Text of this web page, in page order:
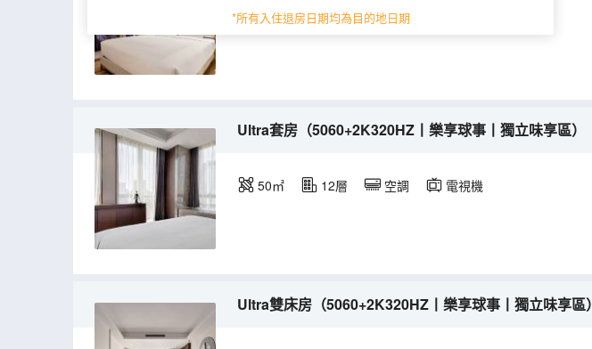
*所有入住退房日期均為目的地日期
20㎡ 12層 空調
Ultra套房（5060+2K320HZ丨樂享球事丨獨立味享區）
50㎡ 12層 空調 電視機
Ultra雙床房（5060+2K320HZ丨樂享球事丨獨立味享區）